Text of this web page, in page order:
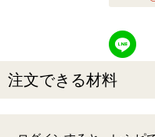
注文できる材料